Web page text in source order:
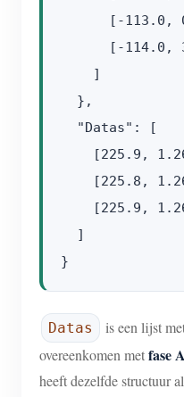
[-113.0,
[-114.0,
    ]
  },
  "Datas": [
[225.9,
[225.8,
[225.9,
  ]
Datas is een lijst
overeenkomen metfase
heeft dezelfde structuur